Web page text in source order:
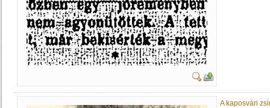
A kaposvári